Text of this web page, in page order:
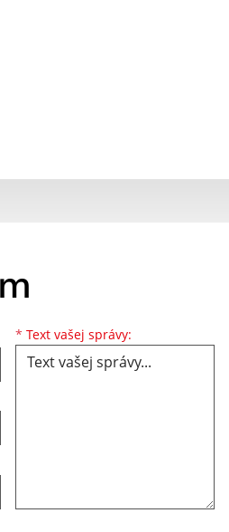
* Text vašej správy: Text vašej